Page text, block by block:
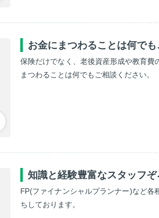
お金にまつわることは何でも
保険だけでなく、老後資産形成や教育費
まつわることは何でもご相談ください。
知識と経験豊富なスタッフぞ
FP(ファイナンシャルプランナー)など
ちしております。